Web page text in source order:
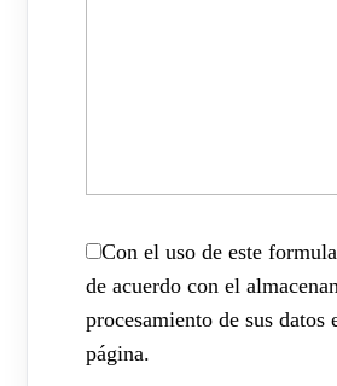
Con el uso de este
de acuerdo con el
procesamiento de sus datos
página.